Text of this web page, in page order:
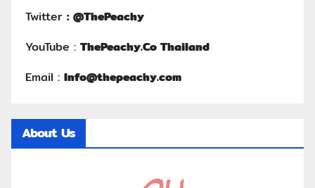
Twitter : @ThePeachy
YouTube : ThePeachy.Co Thailand
Email : Info@thepeachy.com
About Us